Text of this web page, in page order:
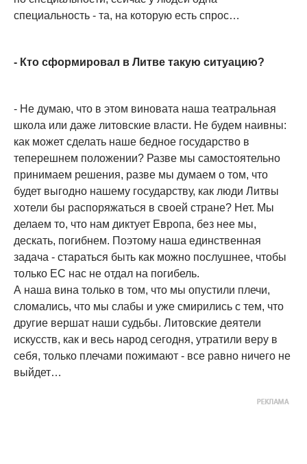
специальность - та, на которую есть спрос…
- Кто сформировал в Литве такую ситуацию?
- Не думаю, что в этом виновата наша театральная
школа или даже литовские власти. Не будем наивны:
как может сделать наше бедное государство в
теперешнем положении? Разве мы самостоятельно
принимаем решения, разве мы думаем о том, что
будет выгодно нашему государству, как люди Литвы
хотели бы распоряжаться в своей стране? Нет. Мы
делаем то, что нам диктует Европа, без нее мы,
дескать, погибнем. Поэтому наша единственная
задача - стараться быть как можно послушнее, чтобы
только ЕС нас не отдал на погибель.
А наша вина только в том, что мы опустили плечи,
сломались, что мы слабы и уже смирились с тем, что
другие вершат наши судьбы. Литовские деятели
искусств, как и весь народ сегодня, утратили веру в
себя, только плечами пожимают - все равно ничего не
выйдет…